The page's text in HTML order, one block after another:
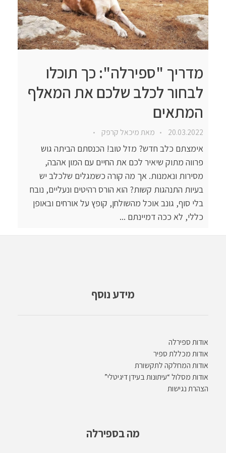
מדריך "ספירלה": כך תוכלו
לבחור לכלב שלכם את המאלף
המתאים
20.03.2022 מאתמיכאל קרפק
אימצתם כלב חדש? מזל טוב! הכנסתם הביתה גוש
פרווה מתוק שיאיר לכם את החיים עם המון אהבה,
מסירות ונאמנות. אך מה קורה כשמגלים שלכלב יש
בעיות התנהגות קשות? הוא הורס רהיטים ונעליים, נובח
בלי סוף, גונב אוכל מהשולחן, קופץ על אורחים ובאופן
כללי, לא ככה דמיינתם ...
מידע נוסף
אודות ספירלה
אודות מכללת ספיר
אודות המחלקה לתקשורת
אודות מסלול “עיתונות בעידן דיגיטלי”
הצהרת נגישות
מה בספירלה